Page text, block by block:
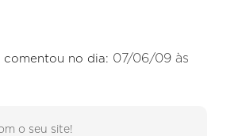
comentou no dia: 07/06/09 às
o seu site!